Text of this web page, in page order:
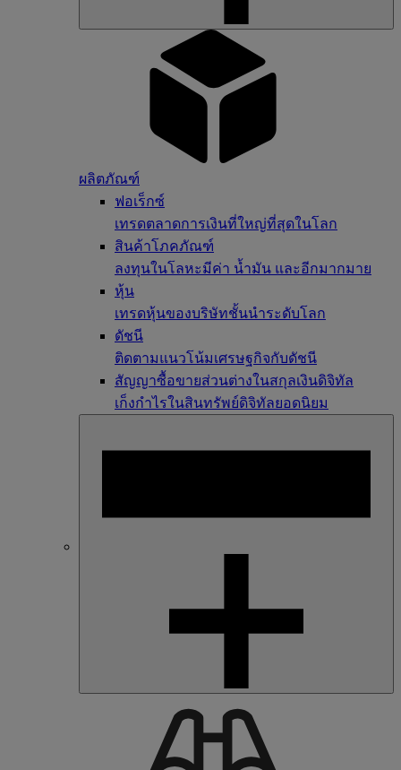
ผลิตภัณฑ์
ฟอเร็กซ์
เทรดตลาดการเงินที่ใหญ่ที่สุดในโลก
สินค้าโภคภัณฑ์
ลงทุนในโลหะมีค่า น้ำมัน และอีกมากมาย
หุ้น
เทรดหุ้นของบริษัทชั้นนำระดับโลก
ดัชนี
ติดตามแนวโน้มเศรษฐกิจกับดัชนี
สัญญาซื้อขายส่วนต่างในสกุลเงินดิจิทัล
เก็งกำไรในสินทรัพย์ดิจิทัลยอดนิยม